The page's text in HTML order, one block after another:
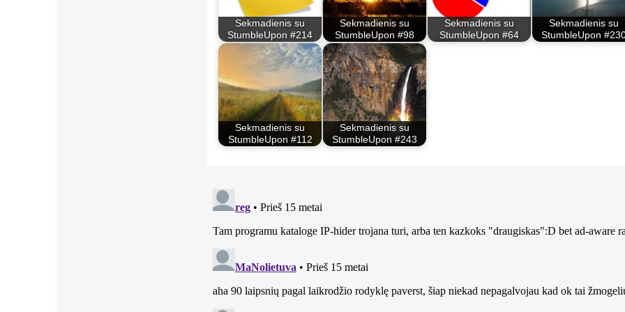
Sekmadienis su
StumbleUpon #214
Sekmadienis su
StumbleUpon #98
Sekmadienis su
StumbleUpon #64
Sekmadienis su
StumbleUpon
Sekmadienis su
StumbleUpon #112
Sekmadienis su
StumbleUpon #243